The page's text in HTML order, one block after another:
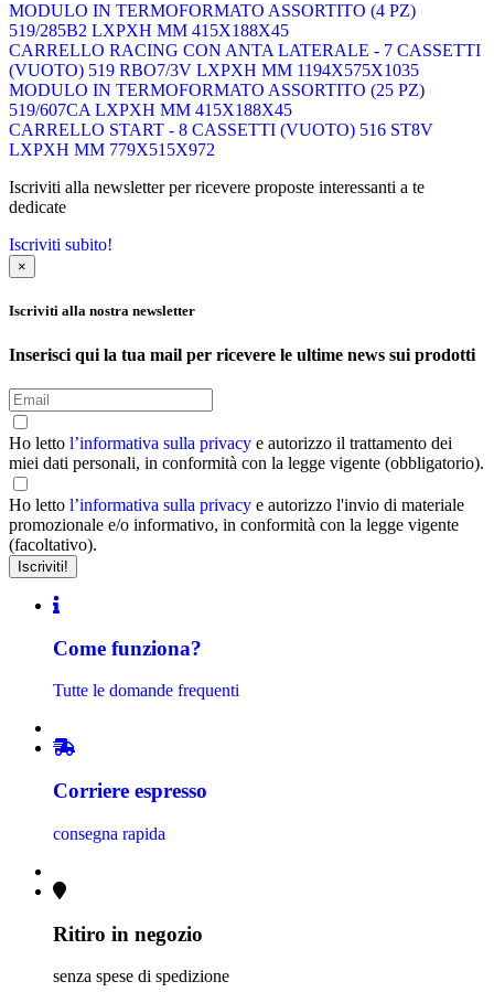
MODULO IN TERMOFORMATO ASSORTITO (4 PZ)
519/285B2 LXPXH MM 415X188X45
CARRELLO RACING CON ANTA LATERALE - 7 CASSETTI
(VUOTO) 519 RBO7/3V LXPXH MM 1194X575X1035
MODULO IN TERMOFORMATO ASSORTITO (25 PZ)
519/607CA LXPXH MM 415X188X45
CARRELLO START - 8 CASSETTI (VUOTO) 516 ST8V
LXPXH MM 779X515X972
Iscriviti alla newsletter per ricevere proposte interessanti a te
dedicate
Iscriviti subito!
×
Iscriviti alla nostra newsletter
Inserisci qui la tua mail per ricevere le ultime news sui prodotti
Ho letto l’informativa sulla privacy e autorizzo il trattamento dei
miei dati personali, in conformità con la legge vigente (obbligatorio).
Ho letto l’informativa sulla privacy e autorizzo l'invio di materiale
promozionale e/o informativo, in conformità con la legge vigente
(facoltativo).
Come funziona?
Tutte le domande frequenti
Corriere espresso
consegna rapida
Ritiro in negozio
senza spese di spedizione